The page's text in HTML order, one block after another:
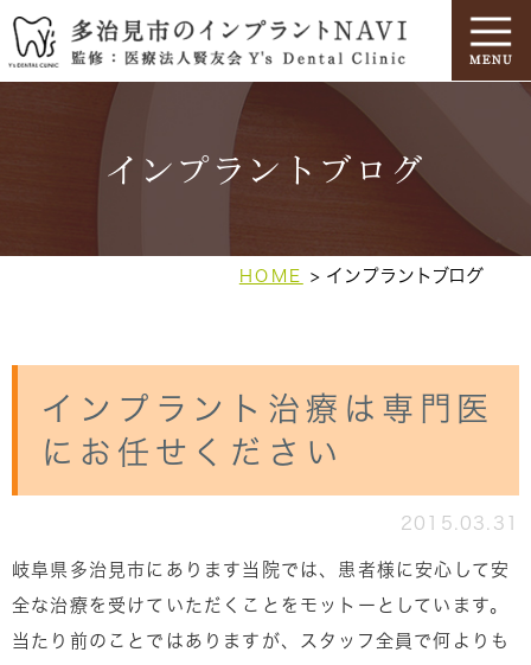
インプラントブログ
HOME インプラントブログ
インプラント治療は専門医
にお任せください
2015.03.31
岐阜県多治見市にあります当院では、患者様に安心して安
全な治療を受けていただくことをモットーとしています。
当たり前のことではありますが、スタッフ全員で何よりも